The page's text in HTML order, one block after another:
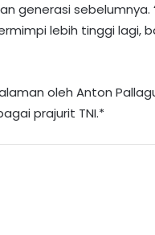
generasi sebelumnya.
lebih tinggi lagi,
oleh Anton
prajurit TNI.*